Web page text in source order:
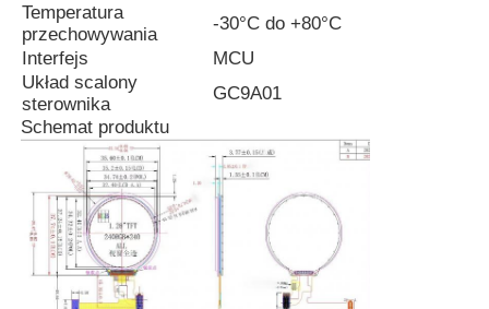
Wyświetlacz LCD IPS
Ekran dotykowy TFT LCD
monitor LCD przenośny
moduł wyświetlacza oled
Temperatura
przechowywania
-30°C do +80°C
Interfejs
MCU
Układ scalony
sterownika
GC9A01
Schemat produktu